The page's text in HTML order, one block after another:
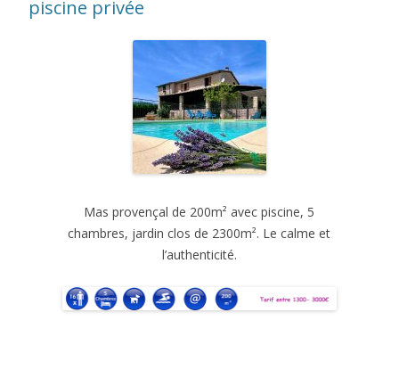
piscine privée
Mas provençal de 200m² avec piscine, 5
chambres, jardin clos de 2300m². Le calme et
l’authenticité.